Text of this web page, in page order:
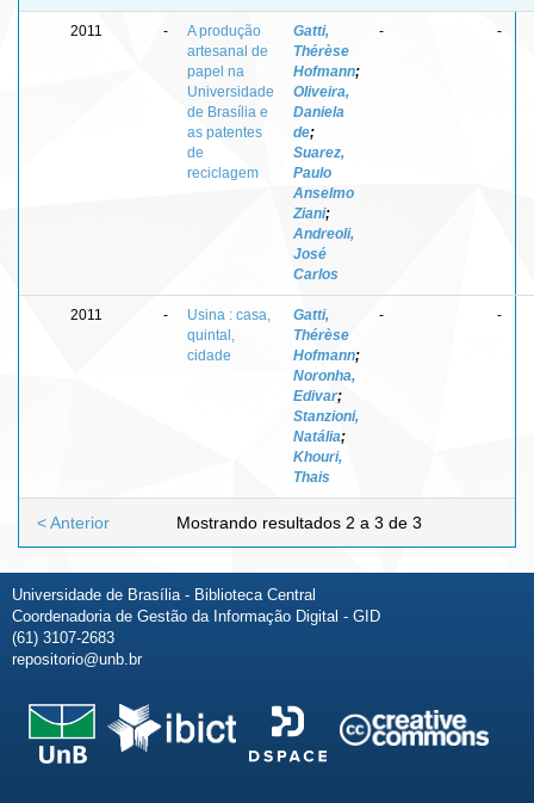
2011 -
A produção
artesanal de
papel na
Universidade
de Brasília e
as patentes
de
reciclagem
Gatti,
Thérèse
Hofmann;
Oliveira,
Daniela
de;
Suarez,
Paulo
Anselmo
Ziani;
Andreoli,
José
Carlos
- -
2011 -
Usina : casa,
quintal,
cidade
Gatti,
Thérèse
Hofmann;
Noronha,
Edivar;
Stanzioni,
Natália;
Khouri,
Thais
- -
Mostrando resultados 2 a 3 de 3
< Anterior
Universidade de Brasília - Biblioteca Central
Coordenadoria de Gestão da Informação Digital - GID
(61) 3107-2683
repositorio@unb.br